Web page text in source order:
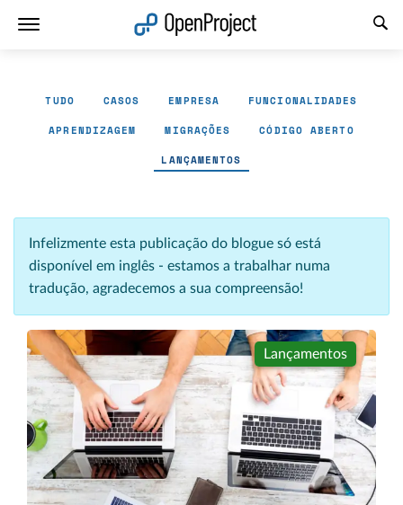
TUDO CASOS EMPRESA FUNCIONALIDADES
APRENDIZAGEM MIGRAÇÕES CÓDIGO ABERTO
LANÇAMENTOS
Infelizmente esta publicação do blogue só está
disponível em inglês - estamos a trabalhar numa
tradução, agradecemos a sua compreensão!
Lançamentos
Abrir a ligação num novo separador